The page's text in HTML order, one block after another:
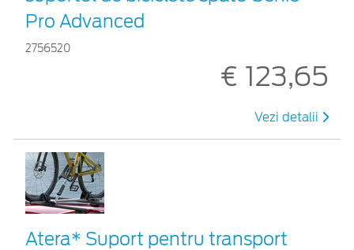
Pro Advanced
2756520
€ 123,65
Vezi detalii
Atera* Suport pentru transport